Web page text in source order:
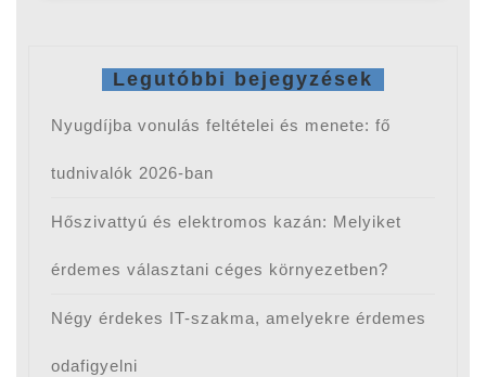
Legutóbbi bejegyzések
Nyugdíjba vonulás feltételei és menete: fő
tudnivalók 2026-ban
Hőszivattyú és elektromos kazán: Melyiket
érdemes választani céges környezetben?
Négy érdekes IT-szakma, amelyekre érdemes
odafigyelni